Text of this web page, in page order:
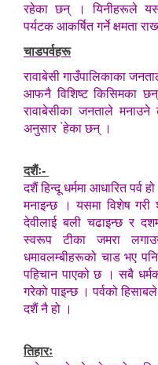
रहेका छन् । यिनीहरूले यस
पर्यटक आकर्षित गर्ने क्षमता
चाडपर्वहरू
रावाबेसी गाउँपालिकाका
आफनै विशिष्ट किसिमका
रावाबेसीका जनताले
अनुसार ंहेका छन् ।
दशैंः-
दशैं हिन्दू धर्ममा आधारित पर्व
मनाइन्छ । यसमा विशेष गरी
देवीलाई बली चढाइन्छ र
स्वरूप टीका जमरा
धमावलम्बीहरूको चाड भए
पहिचान पाएको छ । सबै
गरेको पाइन्छ । पर्वको
दशैं नै हो ।
तिहारः